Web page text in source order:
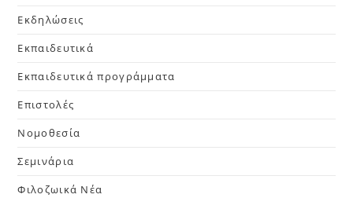
Εκδηλώσεις
Εκπαιδευτικά
Εκπαιδευτικά προγράμματα
Επιστολές
Νομοθεσία
Σεμινάρια
Φιλοζωικά Νέα